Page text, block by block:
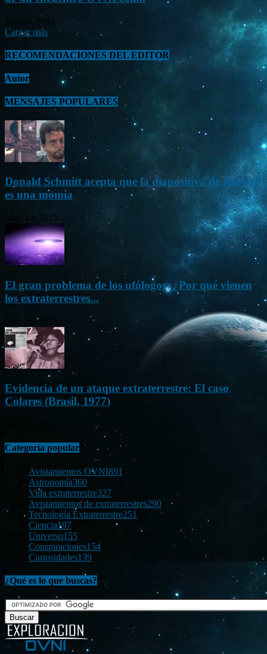
Sep 26, 2023
Cargar más
RECOMENDACIONES DEL EDITOR
Autor
MENSAJES POPULARES
Donald Schmitt acepta que la diapositiva de Roswell
es una momia
May 14, 2015
El gran problema de los ufólogos: ¿Por qué vienen
los extraterrestres...
Nov 26, 2012
Evidencia de un ataque extraterrestre: El caso
Colares (Brasil, 1977)
Categoría popular
Avistamientos OVNI891
Astronomía360
Vida extraterrestre327
Avistamientos de extraterrestres290
Tecnología Extraterrestre251
Ciencia197
Universo155
Conspiraciones154
Curiosidades139
¿Qué es lo que buscas?